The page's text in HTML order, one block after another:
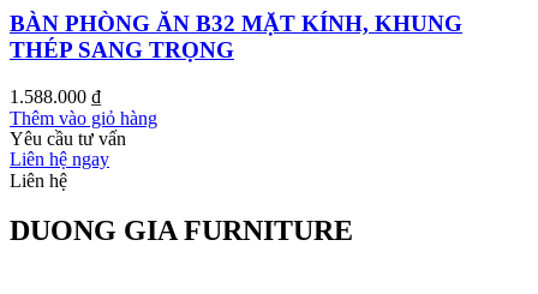
BÀN PHÒNG ĂN B32 MẶT KÍNH, KHUNG
THÉP SANG TRỌNG
1.588.000 ₫
Thêm vào giỏ hàng
Yêu cầu tư vấn
Liên hệ ngay
Liên hệ
DUONG GIA FURNITURE